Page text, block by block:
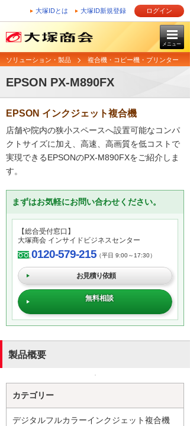
大塚IDとは 大塚ID新規登録 ログイン
メニュー
ソリューション・製品 複合機・コピー機・プリンター
EPSON PX-M890FX
EPSON インクジェット複合機
店舗や院内の狭小スペースへ設置可能なコンパ
クトサイズに加え、高速、高画質を低コストで
実現できるEPSONのPX-M890FXをご紹介しま
す。
まずはお気軽にお問い合わせください。
【総合受付窓口】
大塚商会 インサイドビジネスセンター
0120-579-215（平日 9:00～17:30）
お見積り依頼
無料相談
製品概要
カテゴリー
デジタルフルカラーインクジェット複合機